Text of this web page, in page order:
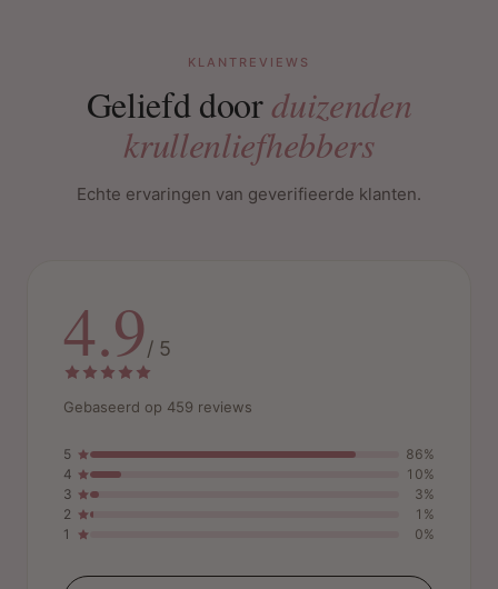
KLANTREVIEWS
Geliefd doorduizenden
krullenliefhebbers
Echte ervaringen van geverifieerde klanten.
4.9/ 5
Gebaseerd op 459 reviews
5
86%
4
10%
3
3%
2
1%
1
0%